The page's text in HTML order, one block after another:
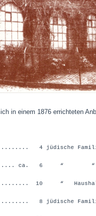
in einem 1876 errichteten
4 jüdische
ca. 6 “
10 “
8 jüdische